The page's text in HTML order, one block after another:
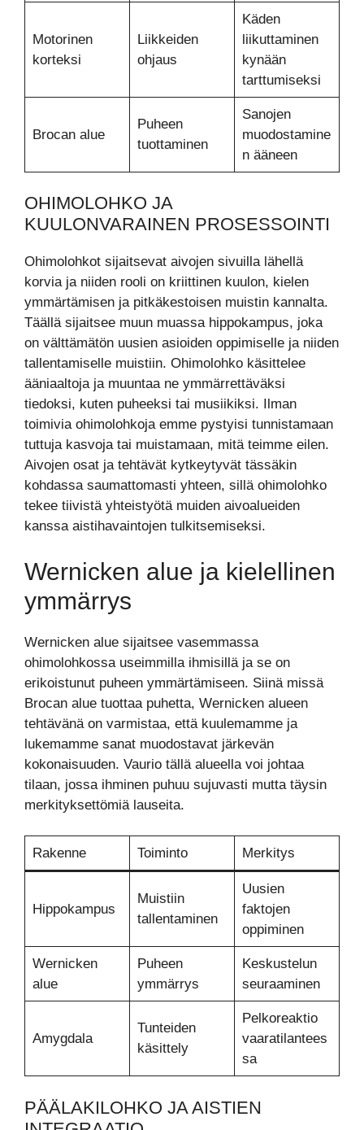
Motorinen
korteksi
Liikkeiden
ohjaus
Käden
liikuttaminen
kynään
tarttumiseksi
Brocan alue
Puheen
tuottaminen
Sanojen
muodostamine
n ääneen
OHIMOLOHKO JA
KUULONVARAINEN PROSESSOINTI
Ohimolohkot sijaitsevat aivojen sivuilla lähellä
korvia ja niiden rooli on kriittinen kuulon, kielen
ymmärtämisen ja pitkäkestoisen muistin kannalta.
Täällä sijaitsee muun muassa hippokampus, joka
on välttämätön uusien asioiden oppimiselle ja niiden
tallentamiselle muistiin. Ohimolohko käsittelee
ääniaaltoja ja muuntaa ne ymmärrettäväksi
tiedoksi, kuten puheeksi tai musiikiksi. Ilman
toimivia ohimolohkoja emme pystyisi tunnistamaan
tuttuja kasvoja tai muistamaan, mitä teimme eilen.
Aivojen osat ja tehtävät kytkeytyvät tässäkin
kohdassa saumattomasti yhteen, sillä ohimolohko
tekee tiivistä yhteistyötä muiden aivoalueiden
kanssa aistihavaintojen tulkitsemiseksi.
Wernicken alue ja kielellinen
ymmärrys
Wernicken alue sijaitsee vasemmassa
ohimolohkossa useimmilla ihmisillä ja se on
erikoistunut puheen ymmärtämiseen. Siinä missä
Brocan alue tuottaa puhetta, Wernicken alueen
tehtävänä on varmistaa, että kuulemamme ja
lukemamme sanat muodostavat järkevän
kokonaisuuden. Vaurio tällä alueella voi johtaa
tilaan, jossa ihminen puhuu sujuvasti mutta täysin
merkityksettömiä lauseita.
Rakenne Toiminto Merkitys
Hippokampus
Muistiin
tallentaminen
Uusien
faktojen
oppiminen
Wernicken
alue
Puheen
ymmärrys
Keskustelun
seuraaminen
Amygdala
Tunteiden
käsittely
Pelkoreaktio
vaaratilantees
sa
PÄÄLAKILOHKO JA AISTIEN